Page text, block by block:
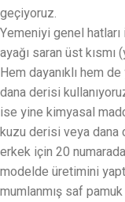
geçiyoruz.
Yemeniyi genel
ayağı saran üst
Hem dayanıklı hem
dana derisi
ise yine kimyasal
kuzu derisi veya dana
erkek için 20
modelde üretimini
mumlanmış saf